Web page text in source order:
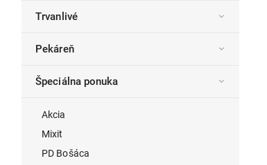
Trvanlivé
Pekáreň
Špeciálna ponuka
Akcia
Mixit
PD Bošáca